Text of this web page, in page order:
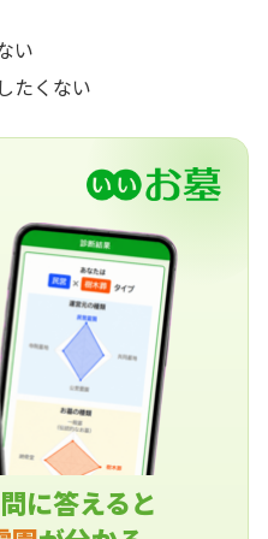
い
たくない
に答えると